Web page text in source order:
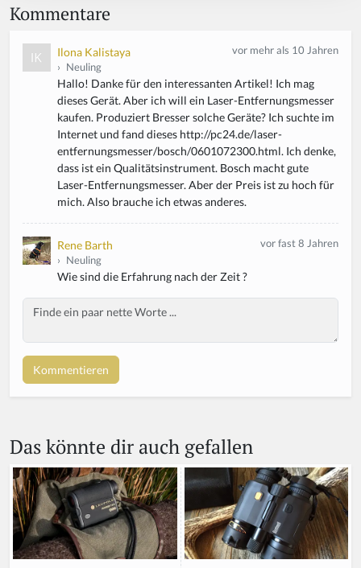
Kommentare
Ilona Kalistaya
› Neuling
vor mehr als 10 Jahren
Hallo! Danke für den interessanten Artikel! Ich mag
dieses Gerät. Aber ich will ein Laser-Entfernungsmesser
kaufen. Produziert Bresser solche Geräte? Ich suchte im
Internet und fand dieses http://pc24.de/laser-
entfernungsmesser/bosch/0601072300.html. Ich denke,
dass ist ein Qualitätsinstrument. Bosch macht gute
Laser-Entfernungsmesser. Aber der Preis ist zu hoch für
mich. Also brauche ich etwas anderes.
Rene Barth
› Neuling
vor fast 8 Jahren
Wie sind die Erfahrung nach der Zeit ?
o
u
h
u
m
a
n,
ig
n
o
Body
Das könnte dir auch gefallen